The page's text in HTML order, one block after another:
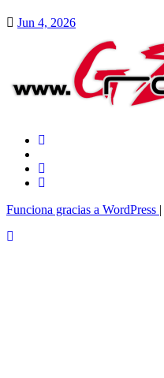
Jun 4, 2026
Funciona gracias a WordPress